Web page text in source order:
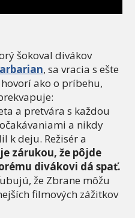
šokoval divákov
, sa vracia s ešte
ako o príbehu,
a pretvára s každou
a nikdy
k deju. Režisér a
zárukou, že pôjde
divákovi dá spať.
že Zbrane môžu
filmových zážitkov